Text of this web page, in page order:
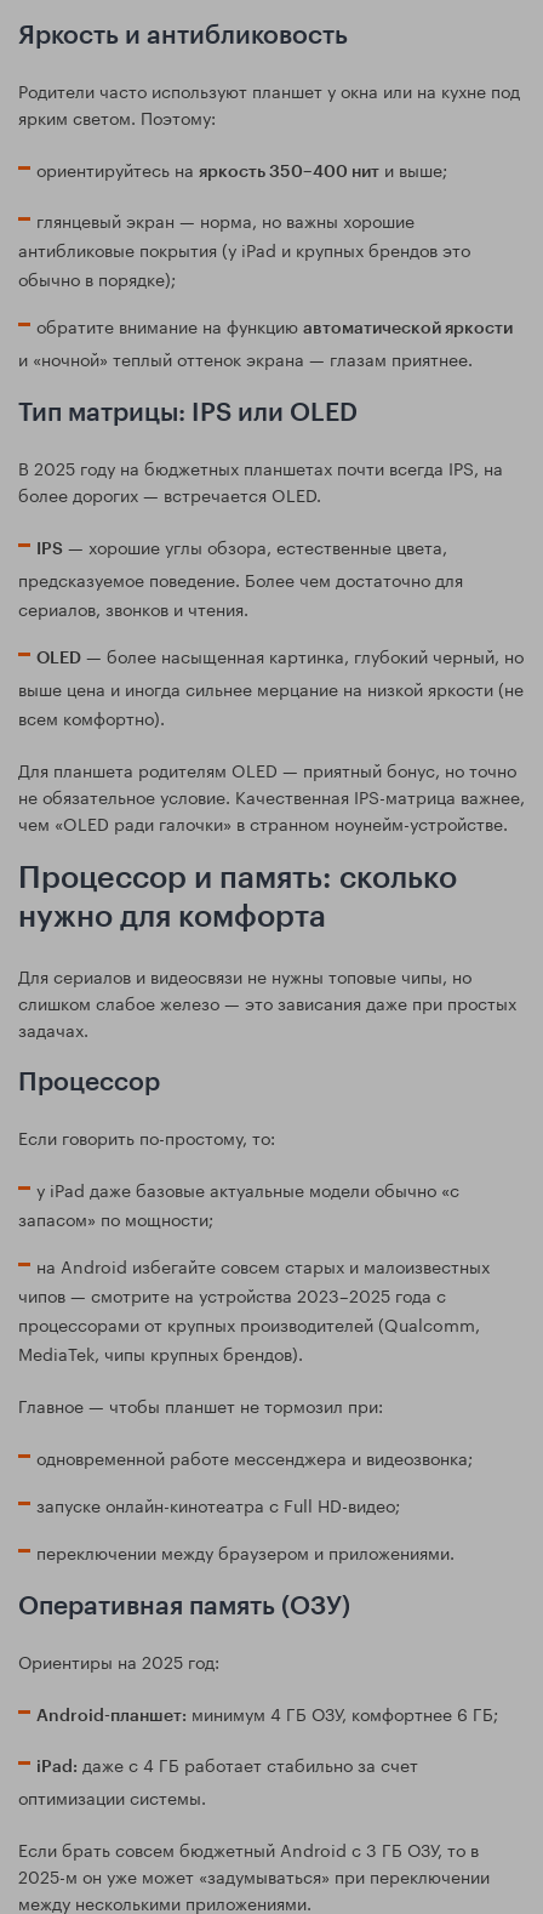
Яркость и антибликовость
Родители часто используют планшет у окна или на кухне под
ярким светом. Поэтому:
ориентируйтесь на яркость 350–400 нит и выше;
глянцевый экран — норма, но важны хорошие
антибликовые покрытия (у iPad и крупных брендов это
обычно в порядке);
обратите внимание на функцию автоматической яркости
и «ночной» теплый оттенок экрана — глазам приятнее.
Тип матрицы: IPS или OLED
В 2025 году на бюджетных планшетах почти всегда IPS, на
более дорогих — встречается OLED.
IPS — хорошие углы обзора, естественные цвета,
предсказуемое поведение. Более чем достаточно для
сериалов, звонков и чтения.
OLED — более насыщенная картинка, глубокий черный, но
выше цена и иногда сильнее мерцание на низкой яркости (не
всем комфортно).
Для планшета родителям OLED — приятный бонус, но точно
не обязательное условие. Качественная IPS-матрица важнее,
чем «OLED ради галочки» в странном ноунейм-устройстве.
Процессор и память: сколько
нужно для комфорта
Для сериалов и видеосвязи не нужны топовые чипы, но
слишком слабое железо — это зависания даже при простых
задачах.
Процессор
Если говорить по-простому, то:
у iPad даже базовые актуальные модели обычно «с
запасом» по мощности;
на Android избегайте совсем старых и малоизвестных
чипов — смотрите на устройства 2023–2025 года с
процессорами от крупных производителей (Qualcomm,
MediaTek, чипы крупных брендов).
Главное — чтобы планшет не тормозил при:
одновременной работе мессенджера и видеозвонка;
запуске онлайн-кинотеатра с Full HD-видео;
переключении между браузером и приложениями.
Оперативная память (ОЗУ)
Ориентиры на 2025 год:
Android-планшет: минимум 4 ГБ ОЗУ, комфортнее 6 ГБ;
iPad: даже с 4 ГБ работает стабильно за счет
оптимизации системы.
Если брать совсем бюджетный Android с 3 ГБ ОЗУ, то в
2025-м он уже может «задумываться» при переключении
между несколькими приложениями.